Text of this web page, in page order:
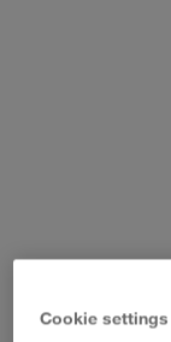
Cookie settings